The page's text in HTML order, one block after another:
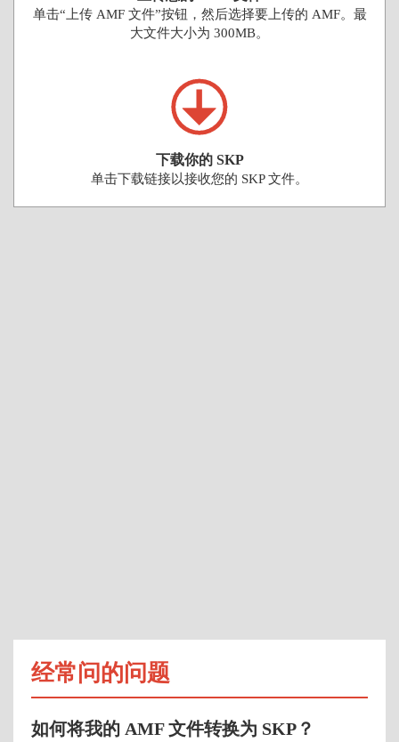
单击“上传 AMF 文件”按钮，然后选择要上传的 AMF。最
大文件大小为 300MB。
下载你的 SKP
单击下载链接以接收您的 SKP 文件。
经常问的问题
如何将我的 AMF 文件转换为 SKP？